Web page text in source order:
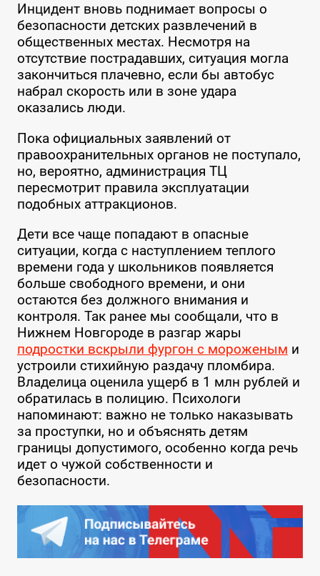
Инцидент вновь поднимает вопросы о
безопасности детских развлечений в
общественных местах. Несмотря на
отсутствие пострадавших, ситуация могла
закончиться плачевно, если бы автобус
набрал скорость или в зоне удара
оказались люди.
Пока официальных заявлений от
правоохранительных органов не поступало,
но, вероятно, администрация ТЦ
пересмотрит правила эксплуатации
подобных аттракционов.
Дети все чаще попадают в опасные
ситуации, когда с наступлением теплого
времени года у школьников появляется
больше свободного времени, и они
остаются без должного внимания и
контроля. Так ранее мы сообщали, что в
Нижнем Новгороде в разгар жары
подростки вскрыли фургон с мороженым и
устроили стихийную раздачу пломбира.
Владелица оценила ущерб в 1 млн рублей и
обратилась в полицию. Психологи
напоминают: важно не только наказывать
за проступки, но и объяснять детям
границы допустимого, особенно когда речь
идет о чужой собственности и
безопасности.